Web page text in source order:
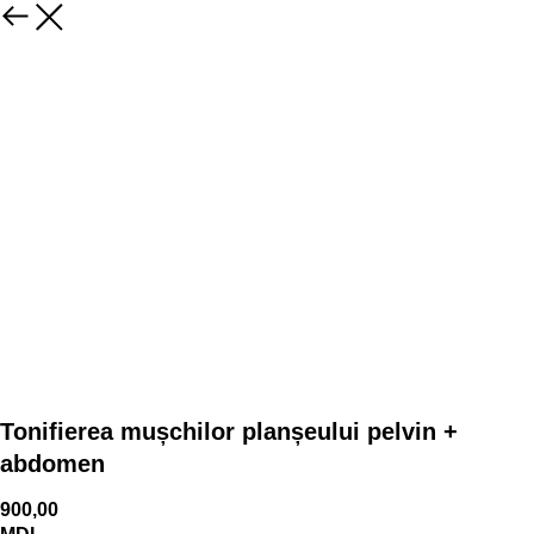
Tonifierea mușchilor planșeului pelvin +
abdomen
900,00